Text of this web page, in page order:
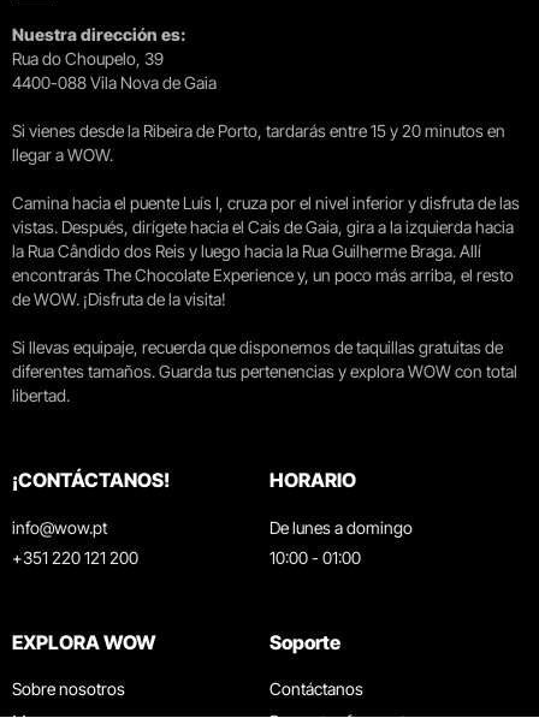
Nuestra dirección es:
Rua do Choupelo, 39
4400-088 Vila Nova de Gaia
Si vienes desde la Ribeira de Porto, tardarás entre 15 y 20 minutos en
llegar a WOW.
Camina hacia el puente Luís I, cruza por el nivel inferior y disfruta de las
vistas. Después, dirígete hacia el Cais de Gaia, gira a la izquierda hacia
la Rua Cândido dos Reis y luego hacia la Rua Guilherme Braga. Allí
encontrarás The Chocolate Experience y, un poco más arriba, el resto
de WOW. ¡Disfruta de la visita!
Si llevas equipaje, recuerda que disponemos de taquillas gratuitas de
diferentes tamaños. Guarda tus pertenencias y explora WOW con total
libertad.
¡CONTÁCTANOS!
info@wow.pt
+351 220 121 200
HORARIO
De lunes a domingo
10:00 - 01:00
EXPLORA WOW
Sobre nosotros
Soporte
Contáctanos